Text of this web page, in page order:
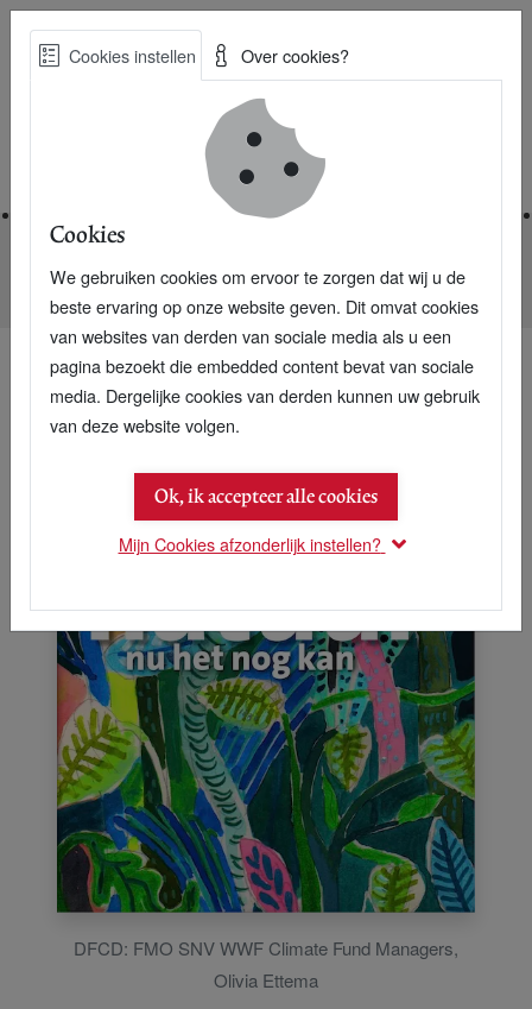
Skip
Best Practices voor een duurzame toekomst
Nieuwsarchief Naar nieuwe natuur, nu het nog kan
DFCD: FMO SNV WWF Climate Fund Managers,
Olivia Ettema
Cookies instellen Over cookies?
Cookies
We gebruiken cookies om ervoor te zorgen dat wij u de
beste ervaring op onze website geven. Dit omvat cookies
van websites van derden van sociale media als u een
pagina bezoekt die embedded content bevat van sociale
media. Dergelijke cookies van derden kunnen uw gebruik
van deze website volgen.
Ok, ik accepteer alle cookies
Mijn Cookies afzonderlijk instellen?